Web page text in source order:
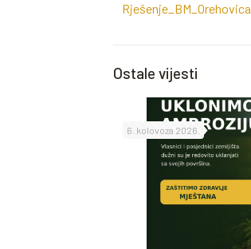
Rješenje_BM_Orehovica
Ostale vijesti
6. kolovoza 2026.